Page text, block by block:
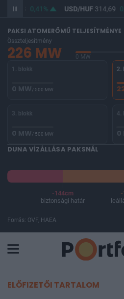
363,23 0,41% USD/HUF314,69
PAKSI ATOMERŐMŰ TELJESÍTMÉNYE
Összteljesítmény
226 MW 0 MW
1. blokk
0 MW/ 500 MW
2.
3. blokk
0 MW/ 500 MW
4.
0
DUNA VÍZÁLLÁSA PAKSNÁL
-144cm
biztonsági határ
Forrás: OVF, HAEA
ELŐFIZETŐI TARTALOM